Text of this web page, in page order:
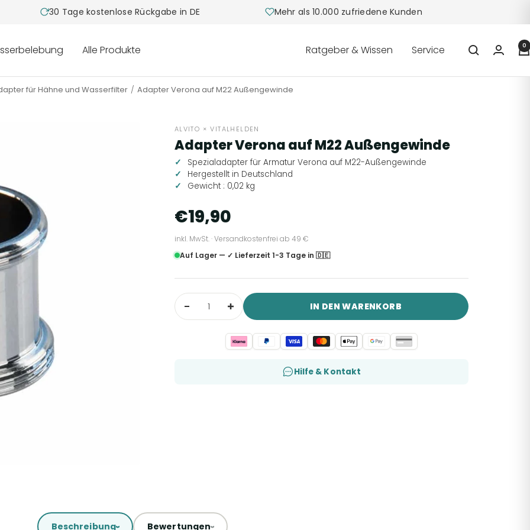
30 Tage kostenlose Rückgabe in DE Mehr als 10.000 zufriedene Kunden
Alle Produkte Ratgeber & Wissen Service 0
für Hähne und Wasserfilter Adapter Verona auf M22 Außengewinde
ALVITO × VITALHELDEN
Adapter Verona auf M22 Außengewinde
Spezialadapter für Armatur Verona auf M22-Außengewinde
Hergestellt in Deutschland
Gewicht : 0,02 kg
€19,90
inkl. MwSt. · Versandkostenfrei ab 49 €
Auf Lager — ✓ Lieferzeit 1-3 Tage in 🇩🇪
IN DEN WARENKORB
Hilfe & Kontakt
Beschreibung Bewertungen